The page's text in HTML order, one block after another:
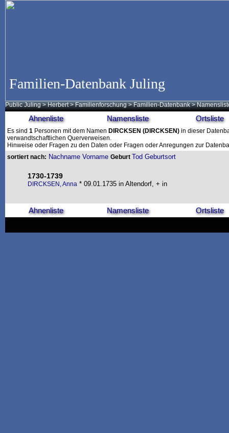
Familien-Datenbank Juling
Public Juling >Herbert >Familienforschung >Familien-Datenbank >
Ahnenliste Namensliste Ortsliste
Es sind 1 Personen mit dem Namen DIRCKSEN (DIRCKSEN) in dieser
verwandtschaftlichen Querverweisen.
Hinweise oder Fragen zu den Daten oder Fragen oder Anregungen zur
sortiert nach: Nachname Vorname Geburt Tod Geburtsort
1730-1739
DIRCKSEN, Anna * 09.01.1735 in Altendorf, + in
Ahnenliste Namensliste Ortsliste